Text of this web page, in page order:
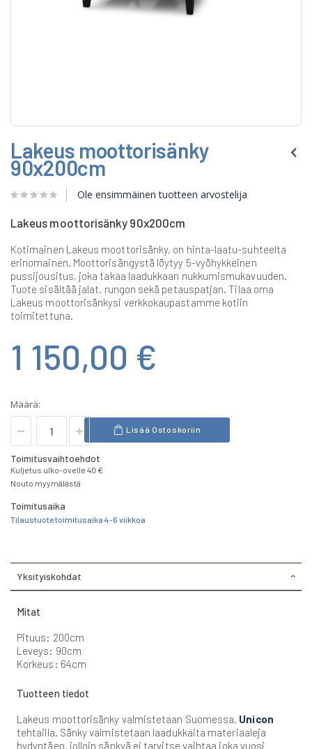
to
the
beginning
the
gallery
Lakeus moottorisänky
90x200cm
Ole ensimmäinen tuotteen arvostelija
Lakeus moottorisänky 90x200cm
Kotimainen Lakeus moottorisänky, on hinta-laatu-suhteelta
erinomainen. Moottorisängystä löytyy 5-vyöhykkeinen
pussijousitus, joka takaa laadukkaan nukkumismukavuuden.
Tuote sisältää jalat, rungon sekä petauspatjan. Tilaa oma
Lakeus moottorisänkysi verkkokaupastamme kotiin
toimitettuna.
1 150,00 €
Määrä:
Lisää Ostoskoriin
Toimitusvaihtoehdot
Kuljetus ulko-ovelle 40 €
Nouto myymälästä
Toimitusaika
Tilaustuote toimitusaika 4-6 viikkoa
Yksityiskohdat
Mitat
Pituus: 200cm
Leveys: 90cm
Korkeus: 64cm
Tuotteen tiedot
Lakeus moottorisänky valmistetaan Suomessa, Unicon
tehtailla. Sänky valmistetaan laadukkaita materiaaleja
hydyntäen, jolloin sänkyä ei tarvitse vaihtaa joka vuosi